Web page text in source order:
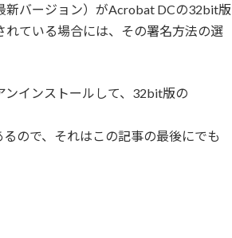
新バージョン）がAcrobat DCの32bit版
ている場合には、その署名方法の選
インストールして、32bit版の
ので、それはこの記事の最後にでも